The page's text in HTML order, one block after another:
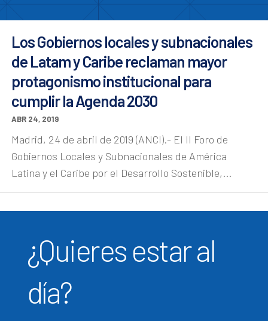
Los Gobiernos locales y subnacionales
de Latam y Caribe reclaman mayor
protagonismo institucional para
cumplir la Agenda 2030
ABR 24, 2019
Madrid, 24 de abril de 2019 (ANCI).- El II Foro de
Gobiernos Locales y Subnacionales de América
Latina y el Caribe por el Desarrollo Sostenible,...
¿Quieres estar al
día?